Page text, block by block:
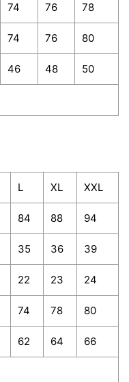
74 76 78
74 76 80
46 48 50
L XL XXL
84 88 94
35 36 39
22 23 24
74 78 80
62 64 66